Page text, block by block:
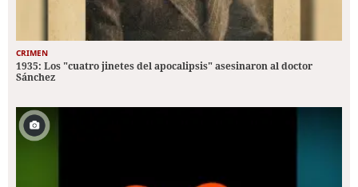
CRIMEN
1935: Los "cuatro jinetes del apocalipsis" asesinaron al doctor
Sánchez